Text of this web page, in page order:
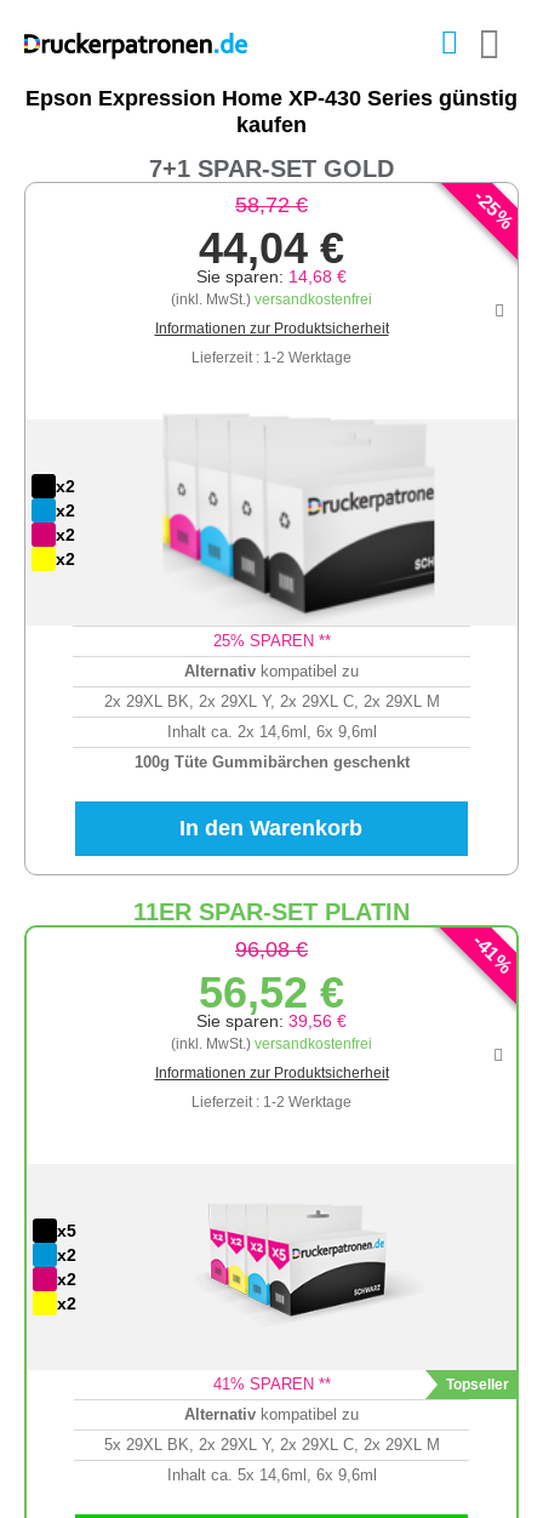
Epson Expression Home XP-430 Series günstig
kaufen
7+1 SPAR-SET GOLD
-
25
%
58,72 €
44,04 €
Sie sparen: 14,68 €
(inkl. MwSt.) versandkostenfrei
Informationen zur Produktsicherheit
Lieferzeit : 1-2 Werktage
x2
x2
x2
x2
25% SPAREN **
Alternativ kompatibel zu
2x 29XL BK, 2x 29XL Y, 2x 29XL C, 2x 29XL M
Inhalt ca. 2x 14,6ml, 6x 9,6ml
100g Tüte Gummibärchen geschenkt
In den Warenkorb
11ER SPAR-SET PLATIN
-
41
%
96,08 €
56,52 €
Sie sparen: 39,56 €
(inkl. MwSt.) versandkostenfrei
Informationen zur Produktsicherheit
Lieferzeit : 1-2 Werktage
x5
x2
x2
x2
41% SPAREN **
Alternativ kompatibel zu
5x 29XL BK, 2x 29XL Y, 2x 29XL C, 2x 29XL M
Inhalt ca. 5x 14,6ml, 6x 9,6ml